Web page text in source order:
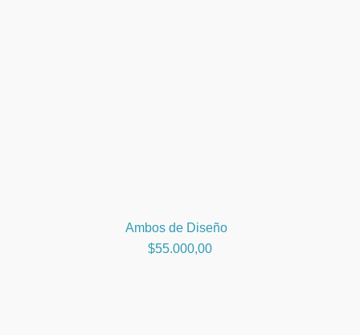
Ambos de Diseño
$55.000,00